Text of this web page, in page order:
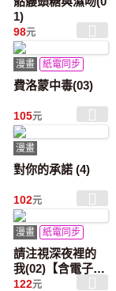
1)
98元
漫畫 紙電同步
費洛蒙中毒(03)
105元
漫畫
對你的承諾 (4)
102元
漫畫 紙電同步
請注視深夜裡的
我(02)【含電子限
定特典】
122元